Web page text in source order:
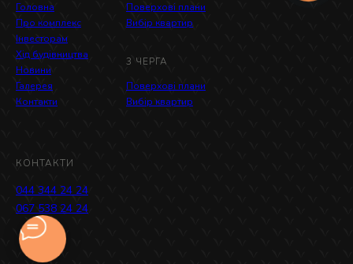
Головна
Про комплекс
Інвесторам
Хід будівництва
Новини
Галерея
Контакти
Поверхові плани
Вибір квартир
КОНТАКТИ
044 344 24 24
067 538 24 24
3 ЧЕРГА
Поверхові плани
Вибір квартир